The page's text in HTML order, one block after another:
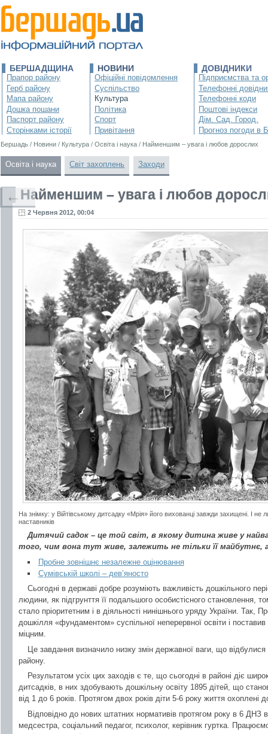
БЕРШАДЩИНА
Прапор району
Герб району
Мапа району
Дошка пошани
Паспорт району
Сторінками історії
НОВИНИ
Офіційні повідомлення
Суспільство
Культура
Політика
Спорт
Привітання
ДОВІДНИКИ
Підприємства та
Телефонні
Телефонні коди
Поштові індекси
Дім. Сад. Город.
Прогноз погоди в
Бершадь / Новини / Культура / Освіта і наука / Найменшим – увага і любов дорослих
Освіта і наука Світ захоплень Заходи
Найменшим – увага і любов
2 Червня 2012, 00:04
На знімку: у Війтівському дитсадку «Мрія» його вихованці завжди захищені. І
наставників
Дитячий садок – це той світ, в якому дитина живе у
того, чим вона тут живе, залежить не тільки її майбутнє,
Пробне зовнішнє незалежне оцінювання
Сумівській школі – дев’яносто
Сьогодні в державі добре розуміють важливість дошкільного
людини, як підгрунття її подальшого особистісного становлення,
стало пріоритетним і в діяльності нинішнього уряду України. Так,
дошкілля «фундаментом» суспільної неперервної освіти і
міцним.
Це завдання визначило низку змін державної ваги, що
району.
Результатом усіх цих заходів є те, що сьогодні в районі діє
дитсадків, в них здобувають дошкільну освіту 1895 дітей, що
від 1 до 6 років. Протягом двох років діти 5-6 року життя охоплені
Відповідно до нових штатних нормативів протягом року в 6 ДНЗ
медсестра, соціальний педагог, психолог, керівник гуртка.
←